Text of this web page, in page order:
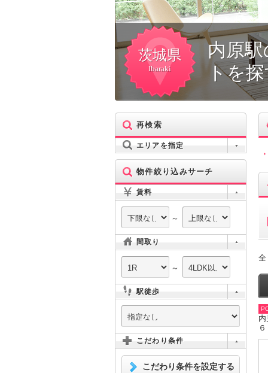
茨城県
Ibaraki
内原
トを
再検索
エリアを指定
物件絞り込みサーチ
賃料
～
間取り
～
駅徒歩
こだわり条件
こだわり条件を設定する
全